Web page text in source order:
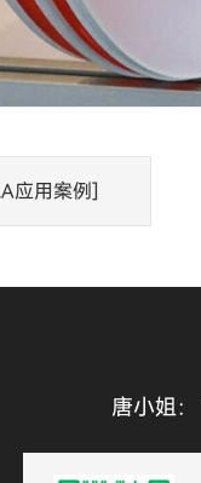
应用案例]
唐小姐：